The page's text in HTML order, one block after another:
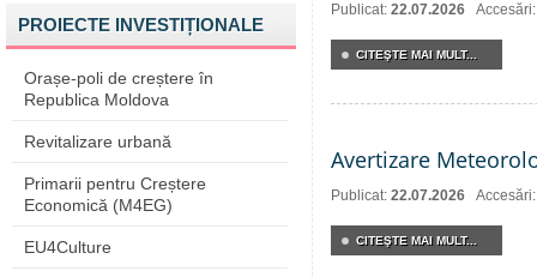
PROIECTE INVESTIȚIONALE
Orașe-poli de creștere în
Republica Moldova
Revitalizare urbană
Primarii pentru Creștere
Economică (M4EG)
EU4Culture
Publicat: 22.07.2026
CITEŞTE MAI MULT...
Avertizare
Publicat: 22.07.2026
CITEŞTE MAI MULT...